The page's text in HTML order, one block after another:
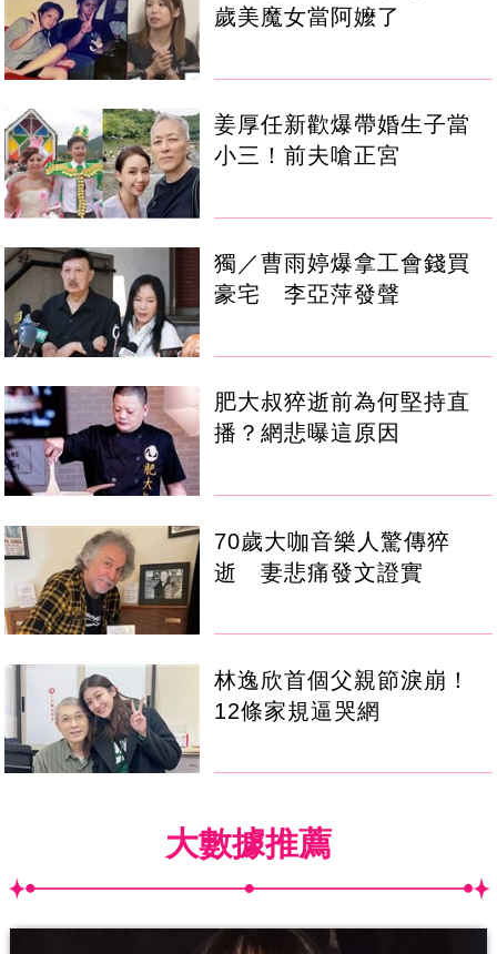
歲美魔女當阿嬤了
姜厚任新歡爆帶婚生子當
小三！前夫嗆正宮
獨／曹雨婷爆拿工會錢買
豪宅 李亞萍發聲
肥大叔猝逝前為何堅持直
播？網悲曝這原因
70歲大咖音樂人驚傳猝
逝 妻悲痛發文證實
林逸欣首個父親節淚崩！
12條家規逼哭網
大數據推薦